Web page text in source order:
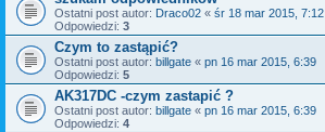
Ostatni post autor: Draco02 « śr 18 mar 2015, 7:12
Odpowiedzi: 3
Czym to zastąpić?
Ostatni post autor: billgate « pn 16 mar 2015, 6:39
Odpowiedzi: 5
AK317DC -czym zastapić ?
Ostatni post autor: billgate « pn 16 mar 2015, 6:39
Odpowiedzi: 4